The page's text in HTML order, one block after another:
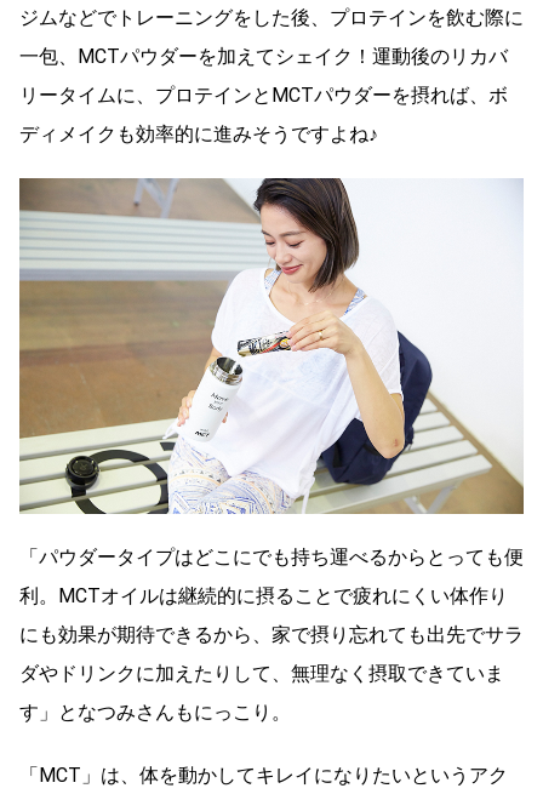
ジムなどでトレーニングをした後、プロテインを飲む際に
一包、MCTパウダーを加えてシェイク！運動後のリカバ
リータイムに、プロテインとMCTパウダーを摂れば、ボ
ディメイクも効率的に進みそうですよね♪
「パウダータイプはどこにでも持ち運べるからとっても便
利。MCTオイルは継続的に摂ることで疲れにくい体作り
にも効果が期待できるから、家で摂り忘れても出先でサラ
ダやドリンクに加えたりして、無理なく摂取できていま
す」となつみさんもにっこり。
「MCT」は、体を動かしてキレイになりたいというアク